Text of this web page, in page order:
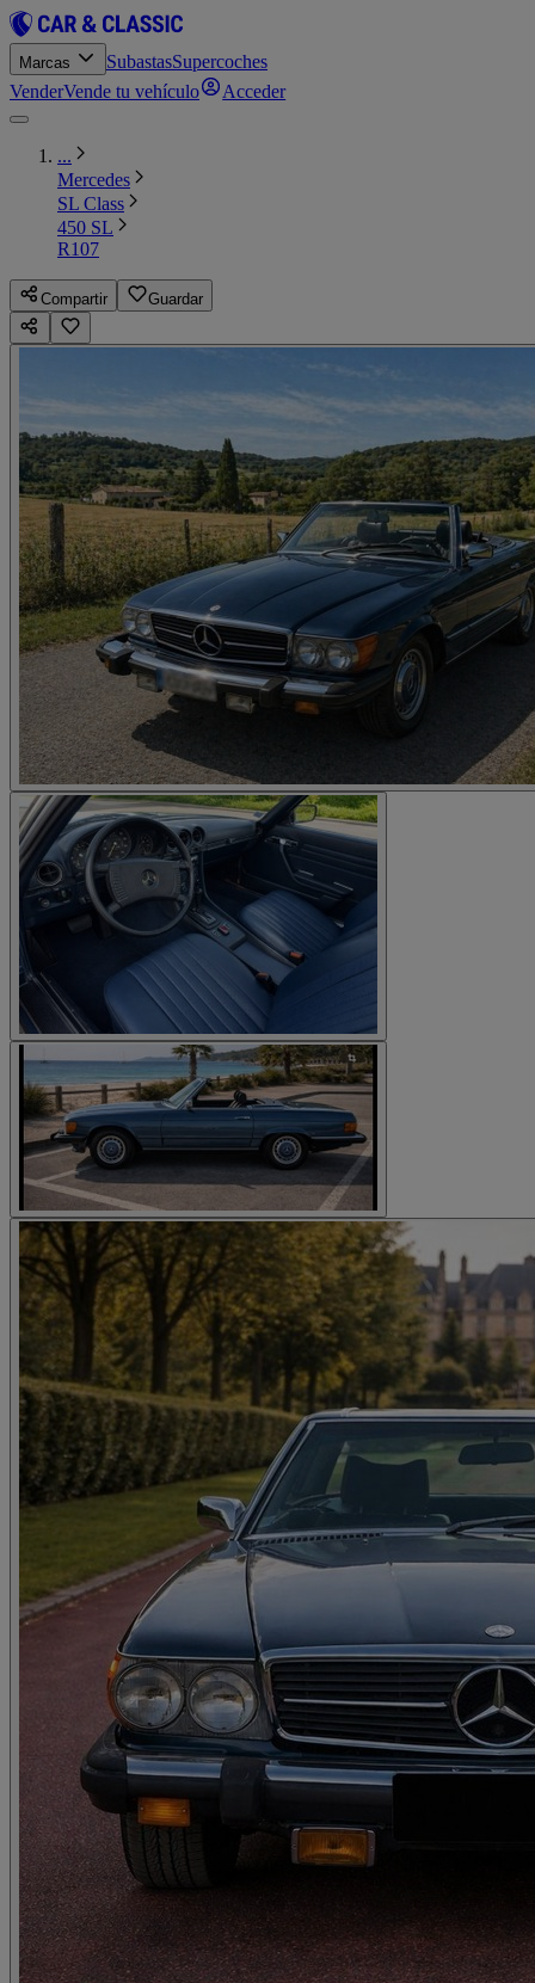
Marcas SubastasSupercoches
VenderVende tu vehículo Acceder
...
Mercedes
SL Class
450 SL
R107
Compartir Guardar